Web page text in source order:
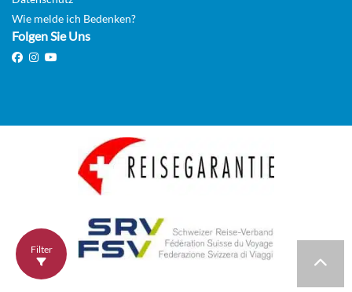
Filter
Wie melde ich Bedenken?
Folgen Sie Uns